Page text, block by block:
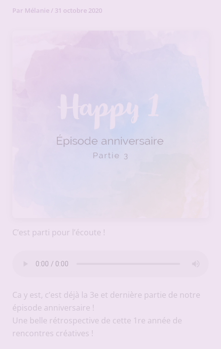
Par Mélanie/ 31 octobre 2020
C’est parti pour l’écoute !
Ca y est, c’est déjà la 3e et dernière partie de notre
épisode anniversaire !
Une belle rétrospective de cette 1re année de
rencontres créatives !